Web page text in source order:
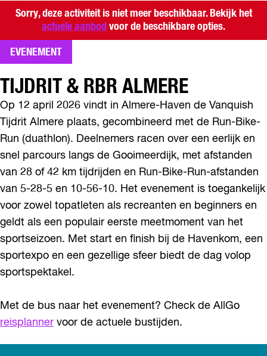
m
e
r
Sorry, deze activiteit is niet meer beschikbaar. Bekijk het
actuele aanbod voor de beschikbare opties.
EVENEMENT
TIJDRIT & RBR ALMERE
Op 12 april 2026 vindt in Almere-Haven de Vanquish
Tijdrit Almere plaats, gecombineerd met de Run-Bike-
Run (duathlon). Deelnemers racen over een eerlijk en
snel parcours langs de Gooimeerdijk, met afstanden
van 28 of 42 km tijdrijden en Run-Bike-Run-afstanden
van 5-28-5 en 10-56-10. Het evenement is toegankelijk
voor zowel topatleten als recreanten en beginners en
geldt als een populair eerste meetmoment van het
sportseizoen. Met start en finish bij de Havenkom, een
sportexpo en een gezellige sfeer biedt de dag volop
sportspektakel.
Met de bus naar het evenement? Check de AllGo
reisplanner voor de actuele bustijden.